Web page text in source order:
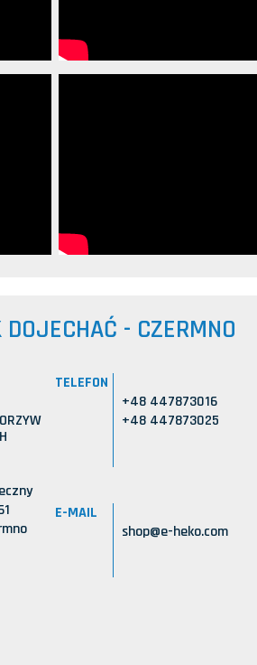
- CZERMNO
TELEFON
+48 447873016
+48 447873025
E-MAIL
shop@e-heko.com